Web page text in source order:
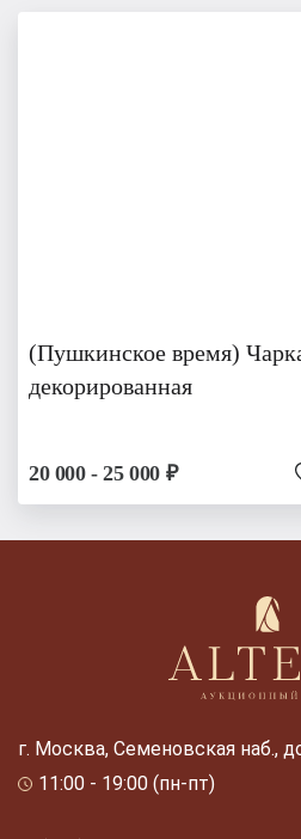
(Пушкинское время)
декорированная
20 000 - 25 000 ₽
г. Москва, Семеновская наб.,
11:00 - 19:00 (пн-пт)